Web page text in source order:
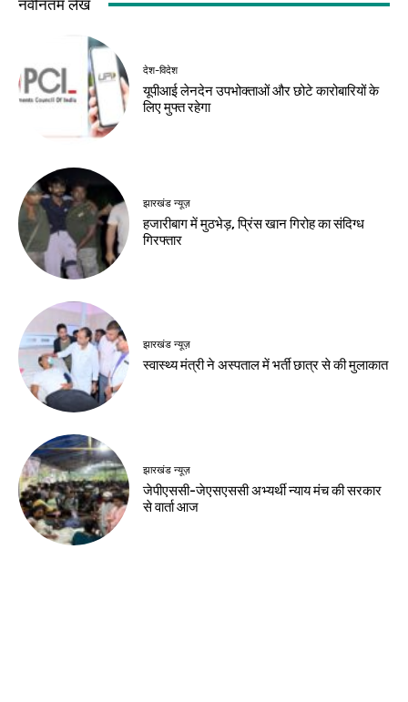
कारोबारी की 19.44
करोड़ की संपत्ति कुर्क की
Birsa Bhumi Live -
August 8, 2026
Birsa Bhumi Live -
August 8, 2026
देश-विदेश
यूपीआई लेनदेन उपभोक्ताओं और छोटे कारोबारियों के
झारखंड न्यूज़
हजारीबाग में मुठभेड़, प्रिंस खान गिरोह का संदिग्ध